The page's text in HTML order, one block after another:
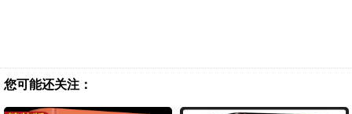
您可能还关注：